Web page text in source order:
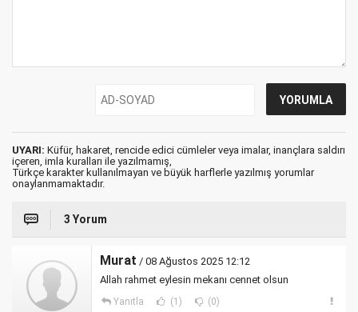
UYARI: Küfür, hakaret, rencide edici cümleler veya imalar, inançlara saldırı
içeren, imla kuralları ile yazılmamış,
Türkçe karakter kullanılmayan ve büyük harflerle yazılmış yorumlar
onaylanmamaktadır.
3 Yorum
Murat / 08 Ağustos 2025 12:12
Allah rahmet eylesin mekanı cennet olsun
Yanıtla (1) (0)